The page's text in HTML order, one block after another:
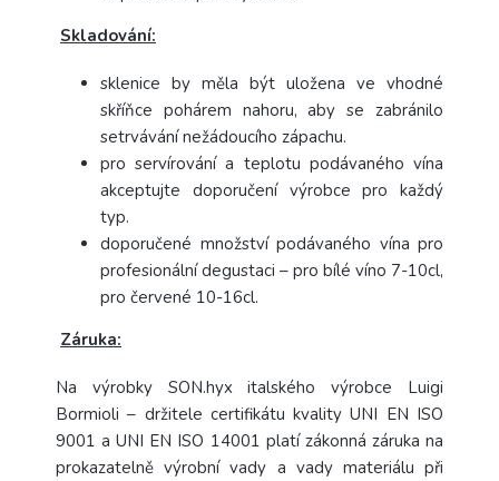
Skladování:
sklenice by měla být uložena ve vhodné
skříňce pohárem nahoru, aby se zabránilo
setrvávání nežádoucího zápachu.
pro servírování a teplotu podávaného vína
akceptujte doporučení výrobce pro každý
typ.
doporučené množství podávaného vína pro
profesionální degustaci – pro bílé víno 7-10cl,
pro červené 10-16cl.
Záruka:
Na výrobky SON.hyx italského výrobce Luigi
Bormioli – držitele certifikátu kvality UNI EN ISO
9001 a UNI EN ISO 14001 platí zákonná záruka na
prokazatelně výrobní vady a vady materiálu při